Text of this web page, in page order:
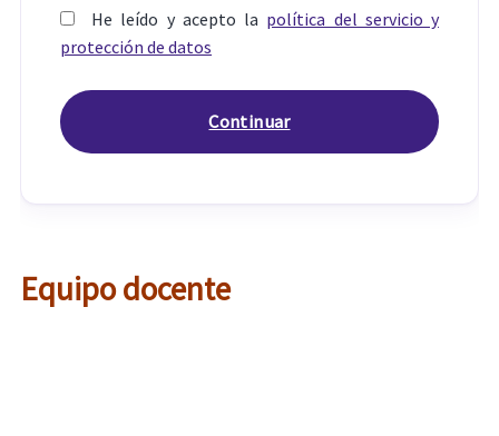
He leído y acepto la política del servicio y
protección de datos
Equipo docente